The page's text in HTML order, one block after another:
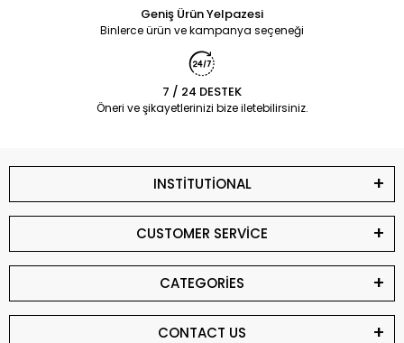
Geniş Ürün Yelpazesi
Binlerce ürün ve kampanya seçeneği
7 / 24 DESTEK
Öneri ve şikayetlerinizi bize iletebilirsiniz.
INSTİTUTİONAL
CUSTOMER SERVİCE
CATEGORİES
CONTACT US